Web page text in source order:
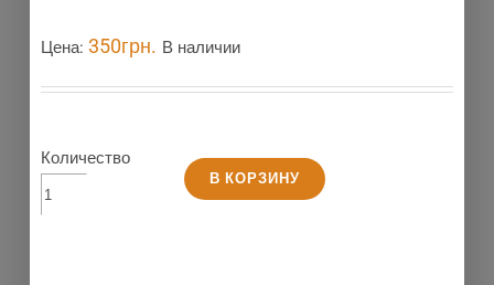
Цена:350грн. В наличии
Количество
В КОРЗИНУ